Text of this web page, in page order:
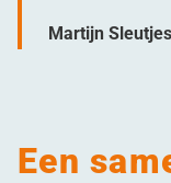
Martijn
Een